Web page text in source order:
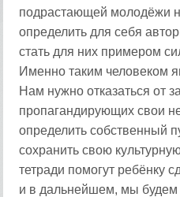
подрастающей молодёжи
определить для себя
стать для них примером
Именно таким человеком
Нам нужно отказаться от
пропагандирующих свои
определить собственный
сохранить свою
тетради помогут ребёнку
и в дальнейшем, мы будем